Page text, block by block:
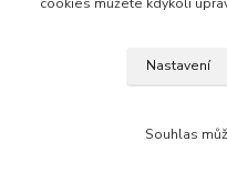
Nastavení
Souhlas